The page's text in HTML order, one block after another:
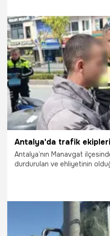
20.04.2025 Gündem
Antalya’nın Manavgat
durdurulan ve ehliyetinin
noktadan U dönüşü yapmak
para cezası uygulandı.